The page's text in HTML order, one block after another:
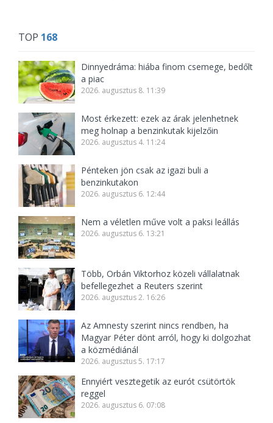
TOP 168
Dinnyedráma: hiába finom csemege, bedőlt
a piac
2026. augusztus 8. 11:39
Most érkezett: ezek az árak jelenhetnek
meg holnap a benzinkutak kijelzőin
2026. augusztus 4. 11:24
Pénteken jön csak az igazi buli a
benzinkutakon
2026. augusztus 6. 12:44
Nem a véletlen műve volt a paksi leállás
2026. augusztus 6. 13:21
Több, Orbán Viktorhoz közeli vállalatnak
befellegezhet a Reuters szerint
2026. augusztus 2. 16:26
Az Amnesty szerint nincs rendben, ha
Magyar Péter dönt arról, hogy ki dolgozhat
a közmédiánál
2026. augusztus 5. 17:17
Ennyiért vesztegetik az eurót csütörtök
reggel
2026. augusztus 6. 07:08